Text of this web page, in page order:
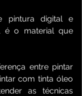
pintura digital e
é o material que
entre pintar
com tinta óleo
as técnicas